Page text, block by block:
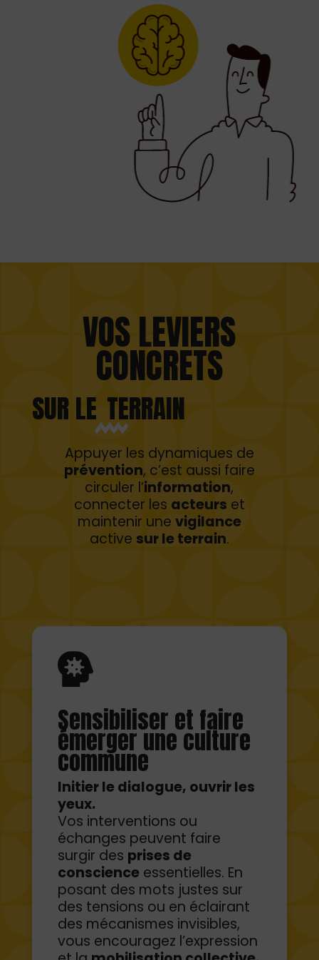
VOS LEVIERS
CONCRETS
SUR LE TERRAIN
Appuyer les dynamiques de
prévention, c’est aussi faire
circuler l’information,
connecter les acteurs et
maintenir une vigilance
active sur le terrain.

Sensibiliser et faire
émerger une culture
commune
Initier le dialogue, ouvrir les
yeux.
Vos interventions ou
échanges peuvent faire
surgir desprises de
conscienceessentielles. En
posant des mots justes sur
des tensions ou en éclairant
des mécanismes invisibles,
vous encouragez l’expression
et lamobilisation collective.